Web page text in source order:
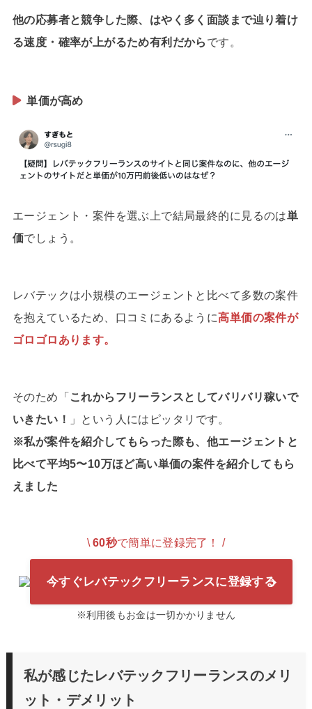
他の応募者と競争した際、はやく多く面談まで辿り着け
る速度・確率が上がるため有利だから です。
単価が高め
エージェント・案件を選ぶ上で結局最終的に見るのは単
価でしょう。
レバテックは小規模のエージェントと比べて多数の案件
を抱えているため、口コミにあるように高単価の案件が
ゴロゴロあります。
そのため「これからフリーランスとしてバリバリ稼いで
いきたい！
」という人にはピッタリです。
※私が案件を紹介してもらった際も、他エージェントと
比べて平均5〜10万ほど高い単価の案件を紹介してもら
えました
\60秒で簡単に登録完了！ /
今すぐレバテックフリーランスに登録する
※利用後もお金は一切かかりません
私が感じたレバテックフリーランスのメリ
ット・デメリット